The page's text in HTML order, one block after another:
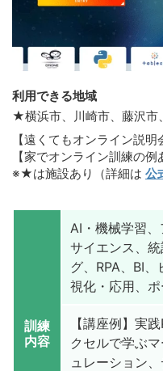
利用できる地域
★横浜市、川崎市、藤沢市
【遠くてもオンライン説明
【家でオンライン訓練の例
※★は施設あり（詳細は 公
訓練
内容
AI・機械学習
サイエンス、
グ、RPA、BI
視化・応用、
【講座例】実
クセルで学ぶ
ュレーション